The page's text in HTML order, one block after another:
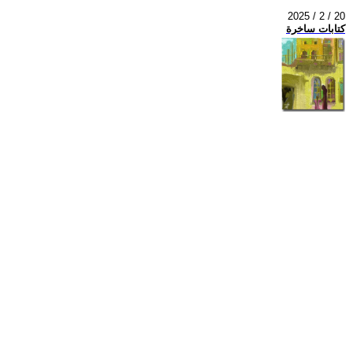
2025 / 2 / 20
كتابات ساخرة